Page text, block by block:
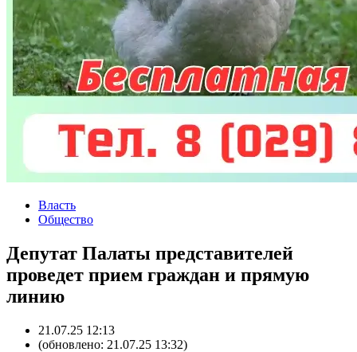
Власть
Общество
Депутат Палаты представителей
проведет прием граждан и прямую
линию
21.07.25 12:13
(обновлено: 21.07.25 13:32)